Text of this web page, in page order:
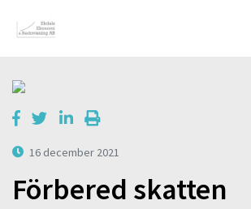
16 december 2021
Förbered skatten